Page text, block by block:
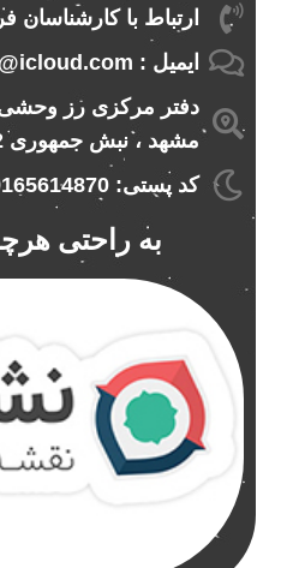
ارتباط با کارشناسان فروش :
ایمیل : savagerosee@icloud.com
دفتر مرکزی رز
مشهد ، نبش جمهوری 22 ، اتو اسپرت نیرومند
کد پستی: 9165614870
به راحتی